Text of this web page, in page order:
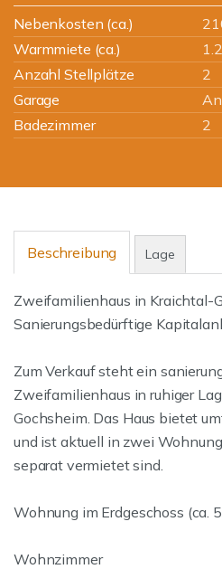
Nebenkosten (ca.)
Warmmiete (ca.)
Anzahl Stellplätze
2
Garage
Badezimmer
2
Beschreibung Lage
Zweifamilienhaus in Kraichtal-
Sanierungsbedürftige
Zum Verkauf steht ein
Zweifamilienhaus in ruhiger
Gochsheim. Das Haus bietet
und ist aktuell in zwei
separat vermietet sind.
Wohnung im Erdgeschoss (ca.
Wohnzimmer